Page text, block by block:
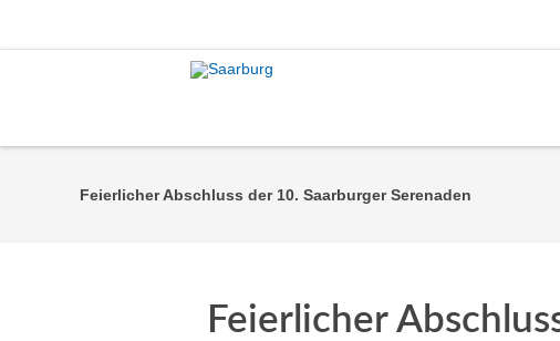
Feierlicher Abschluss der 10. Saarburger Serenaden
Feierlicher